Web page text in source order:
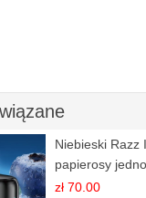
Niebieski Razz
papierosy
zł 70.00